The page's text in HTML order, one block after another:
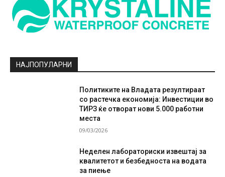
НАЈПОПУЛАРНИ
Политиките на Владата резултираат
со растечка економија: Инвестиции во
ТИРЗ ќе отворат нови 5.000 работни
места
09/03/2026
Неделен лабораториски извештај за
квалитетот и безбедноста на водата
за пиење